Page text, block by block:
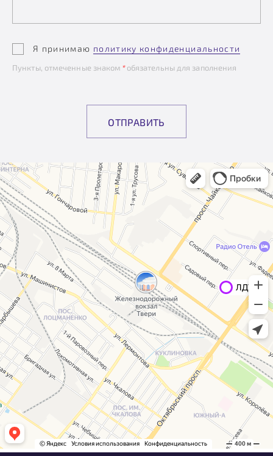
Я принимаю политику конфиденциальности
Пункты, отмеченные знаком *обязательны для заполнения
ОТПРАВИТЬ